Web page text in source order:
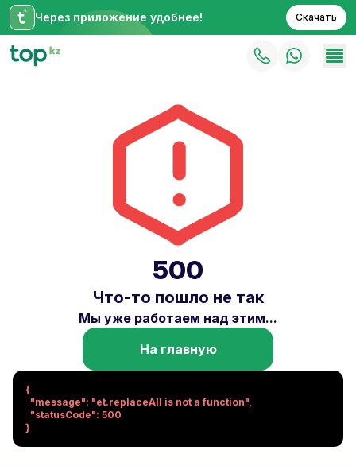
Через приложение удобнее! Скачать
500
Что-то пошло не так
Мы уже работаем над этим...
На главную
{
}